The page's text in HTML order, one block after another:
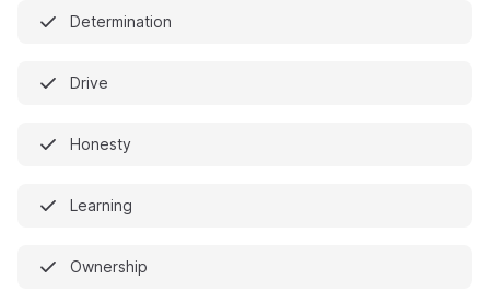
Determination
Drive
Honesty
Learning
Ownership